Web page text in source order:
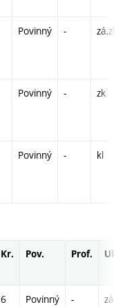
Povinný - zá,zk
Povinný - zk
Povinný - kl
Kr. Pov. Prof. Uk.
6 Povinný - zá,zk